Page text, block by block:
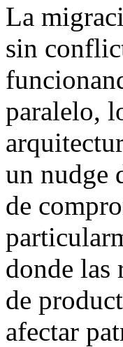
La
sin
paralelo,
un nudge
de
donde las
de
afectar